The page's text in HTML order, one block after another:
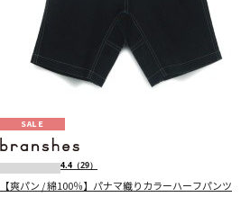
SALE
4.4 （29）
【爽パン / 綿100％】パナマ織りカラーハーフパンツ